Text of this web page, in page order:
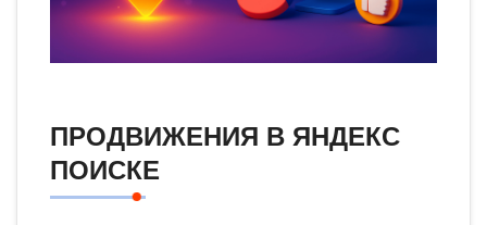
ПРОДВИЖЕНИЯ В ЯНДЕКС
ПОИСКЕ